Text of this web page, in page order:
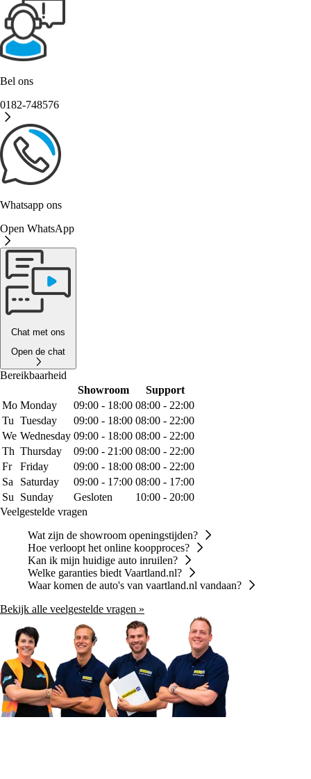
Bel ons
0182-748576
Whatsapp ons
Open WhatsApp
Chat met ons
Open de chat
Bereikbaarheid
Showroom
Support
Mo Monday 09:00 - 18:00 08:00 - 22:00
Tu Tuesday 09:00 - 18:00 08:00 - 22:00
We Wednesday 09:00 - 18:00 08:00 - 22:00
Th Thursday 09:00 - 21:00 08:00 - 22:00
Fr
Friday 09:00 - 18:00 08:00 - 22:00
Sa
Saturday 09:00 - 17:00 08:00 - 17:00
Su
Sunday Gesloten
10:00 - 20:00
Veelgestelde vragen
Wat zijn de showroom openingstijden?
Hoe verloopt het online koopproces?
Kan ik mijn huidige auto inruilen?
Welke garanties biedt Vaartland.nl?
Waar komen de auto's van vaartland.nl vandaan?
Bekijk alle veelgestelde vragen »